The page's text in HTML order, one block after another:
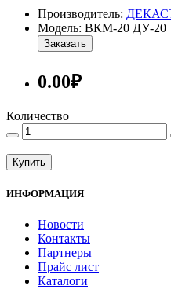
Производитель:
Модель: ВКМ-20 ДУ-20
Заказать
0.00₽
Количество
Купить
ИНФОРМАЦИЯ
Новости
Контакты
Партнеры
Прайс лист
Каталоги